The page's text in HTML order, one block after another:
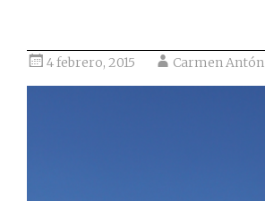
4 febrero, 2015 Carmen Antón